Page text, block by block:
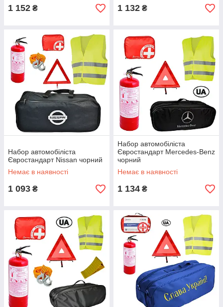
1 152 ₴ 1 132 ₴
Набор автомобіліста
Євростандарт Nissan чорний
Немає в наявності
1 093 ₴
Набор автомобіліста
Євростандарт Mercedes-Benz
чорний
Немає в наявності
1 134 ₴